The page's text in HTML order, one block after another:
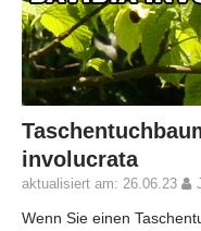
involucrata
aktualisiert am: 26.06.23
Wenn Sie einen